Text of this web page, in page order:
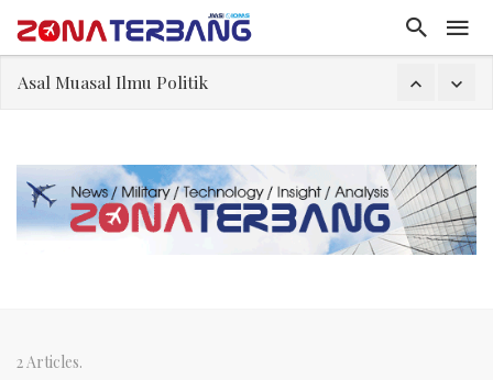
Asal Muasal Ilmu Politik
FWK: Presiden dan Masyarakat Perlu Gunakan Bahasa yang Santun
Dua Pesawat Nyaris Tabrakan di Haneda
Kedutaan Palestina Gelar Aksi Kerja Sukarela di Menteng sebagai Bentuk Terima Kasih kepada Indonesia
2 Articles.